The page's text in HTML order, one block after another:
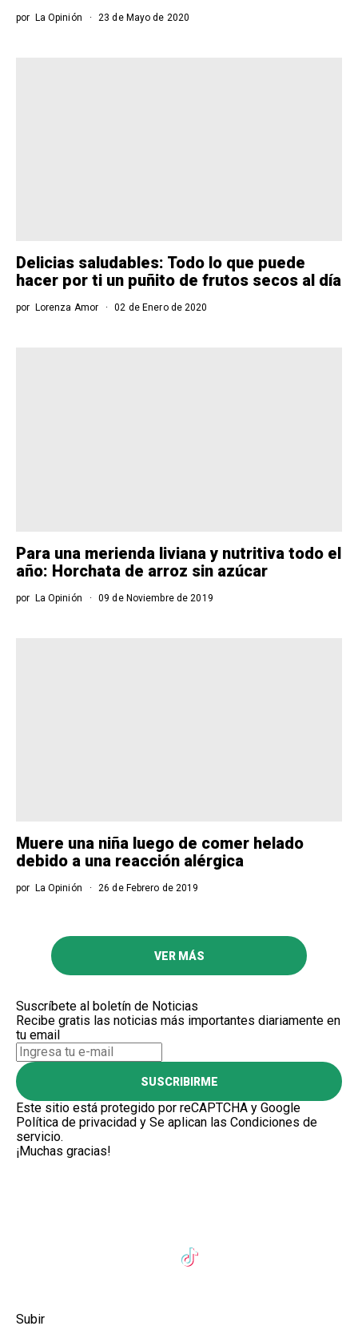
por La Opinión 23 de Mayo de 2020
Delicias saludables: Todo lo que puede
hacer por ti un puñito de frutos secos al día
por Lorenza Amor 02 de Enero de 2020
Para una merienda liviana y nutritiva todo el
año: Horchata de arroz sin azúcar
por La Opinión 09 de Noviembre de 2019
Muere una niña luego de comer helado
debido a una reacción alérgica
por La Opinión 26 de Febrero de 2019
VER MÁS
Suscríbete al boletín de Noticias
Recibe gratis las noticias más importantes diariamente en
tu email
SUSCRIBIRME
Este sitio está protegido por reCAPTCHA y Google
Política de privacidad y Se aplican las Condiciones de
servicio.
¡Muchas gracias!
Subir